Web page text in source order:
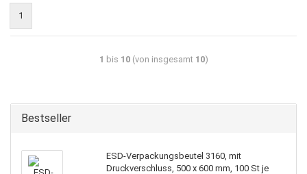
1
1 bis 10(von insgesamt 10)
Bestseller
ESD-Verpackungsbeutel 3160, mit
Druckverschluss, 500 x 600 mm, 100 St je